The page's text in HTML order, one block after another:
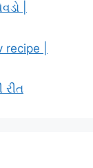
|
recipe |
રીત